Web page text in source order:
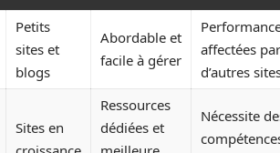
Petits
sites et
blogs
Abordable et
facile à gérer
affectées par
d’autres
Sites en
Ressources
dédiées et
Nécessite